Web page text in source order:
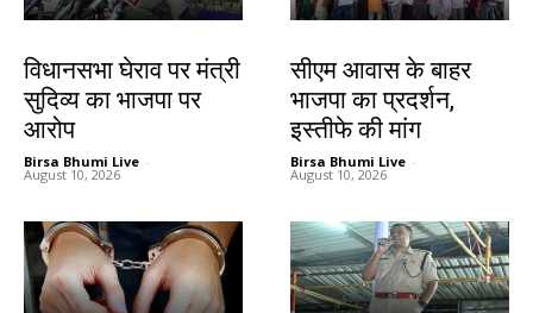
विधानसभा घेराव पर मंत्री
सुदिव्य का भाजपा पर
आरोप
Birsa Bhumi Live -
August 10, 2026
सीएम आवास के बाहर
भाजपा का प्रदर्शन,
इस्तीफे की मांग
Birsa Bhumi Live -
August 10, 2026